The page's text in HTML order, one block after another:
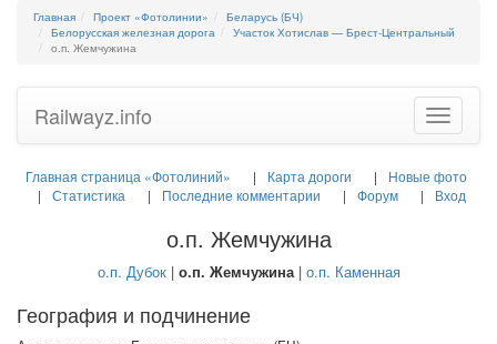
Главная Проект «Фотолинии»
Беларусь (БЧ)
Белорусская железная дорога
Участок Хотислав — Брест-Центральный
о.п. Жемчужина
Toggle
Railwayz.info
Главная страница «Фотолиний» Карта дороги
Новые фото
Статистика
Последние комментарии Форум Вход
о.п. Жемчужина
о.п. Дубок| о.п. Жемчужина| о.п. Каменная
География и подчинение